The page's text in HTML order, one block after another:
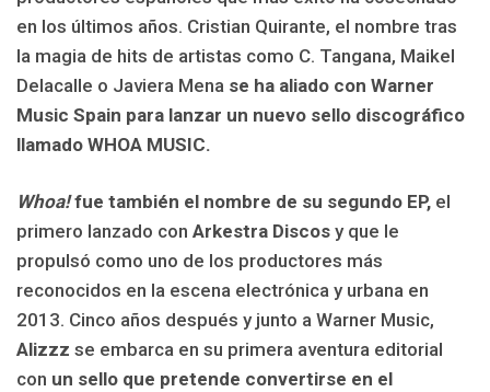
en los últimos años. Cristian Quirante, el nombre tras
la magia de hits de artistas como C. Tangana, Maikel
Delacalle o Javiera Mena se ha aliado con Warner
Music Spain para lanzar un nuevo sello discográfico
llamado WHOA MUSIC.
Whoa!fue también el nombre de su segundo EP, el
primero lanzado con Arkestra Discos y que le
propulsó como uno de los productores más
reconocidos en la escena electrónica y urbana en
2013. Cinco años después y junto a Warner Music,
Alizzz se embarca en su primera aventura editorial
con un sello que pretende convertirse en el